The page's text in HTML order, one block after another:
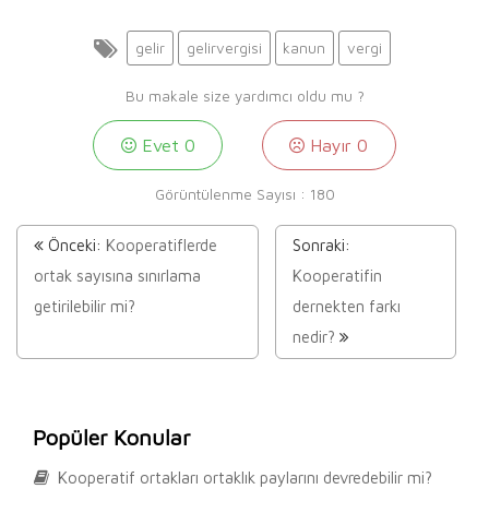
gelir gelirvergisi kanun vergi
Bu makale size yardımcı oldu mu ?
Evet 0 Hayır0
Görüntülenme Sayısı : 180
Önceki: Kooperatiflerde
ortak sayısına sınırlama
getirilebilir mi?
Sonraki:
Kooperatifin
dernekten farkı
nedir?
Popüler Konular
Kooperatif ortakları ortaklık paylarını devredebilir mi?